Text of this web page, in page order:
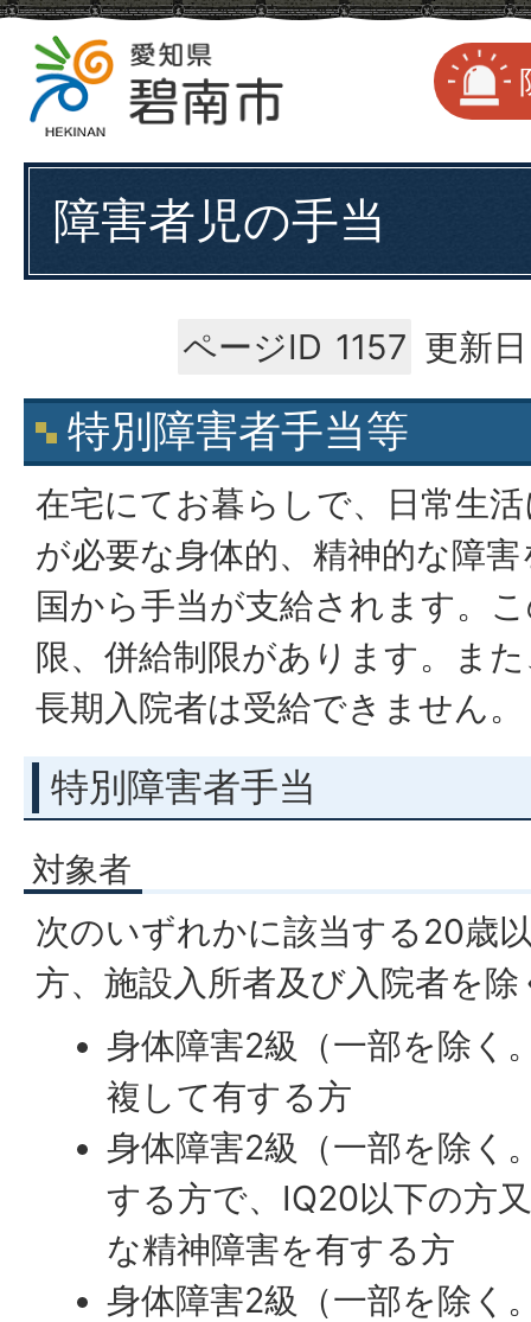
障害者児の手当
ページID 1157 更新
特別障害者手当等
在宅にてお暮らしで、日常生
が必要な身体的、精神的な障
国から手当が支給されます。
限、併給制限があります。ま
長期入院者は受給できません。
特別障害者手当
対象者
次のいずれかに該当する20歳
方、施設入所者及び入院者を除
身体障害2級（一部を除く
複して有する方
身体障害2級（一部を除く
する方で、IQ20以下の方
な精神障害を有する方
身体障害2級（一部を除く